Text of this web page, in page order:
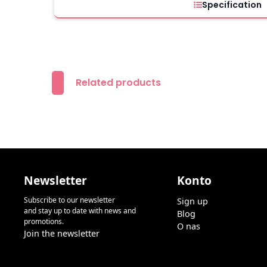
Specification
Related products
Newsletter
Subscribe to our newsletter
and stay up to date with news and
promotions.
Join the newsletter
Konto
Sign up
Blog
O nas